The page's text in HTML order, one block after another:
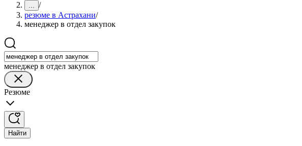
... /
резюме в Астрахани/
менеджер в отдел закупок
менеджер в отдел закупок
Резюме
Найти